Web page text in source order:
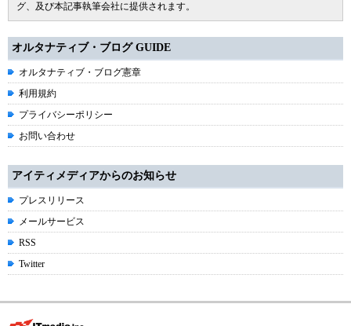
グ、及び本記事執筆会社に提供されます。
オルタナティブ・ブログ GUIDE
オルタナティブ・ブログ憲章
利用規約
プライバシーポリシー
お問い合わせ
アイティメディアからのお知らせ
プレスリリース
メールサービス
RSS
Twitter